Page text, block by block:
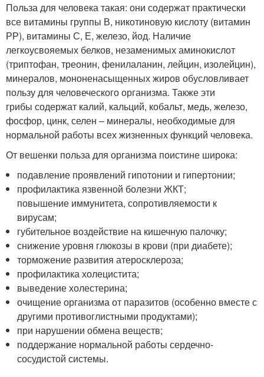
Польза для человека такая: они содержат практически
все витамины группы В, никотиновую кислоту (витамин
РР), витамины С, Е, железо, йод. Наличие
легкоусвояемых белков, незаменимых аминокислот
(триптофан, треонин, фенилаланин, лейцин, изолейцин),
минералов, мононенасыщенных жиров обусловливает
пользу для человеческого организма. Также эти
грибы содержат калий, кальций, кобальт, медь, железо,
фосфор, цинк, селен – минералы, необходимые для
нормальной работы всех жизненных функций человека.
От вешенки польза для организма поистине широка:
подавление проявлений гипотонии и гипертонии;
профилактика язвенной болезни ЖКТ;
повышение иммунитета, сопротивляемости к
вирусам;
губительное воздействие на кишечную палочку;
снижение уровня глюкозы в крови (при диабете);
торможение развития атеросклероза;
профилактика холецистита;
выведение холестерина;
очищение организма от паразитов (особенно вместе с
другими противоглистными продуктами);
при нарушении обмена веществ;
поддержание нормальной работы сердечно-
сосудистой системы.